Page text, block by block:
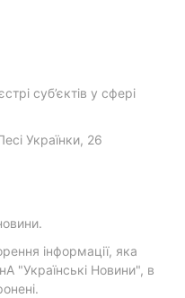
суб’єктів у сфері
Українки, 26
інформації, яка
"Українські Новини", в